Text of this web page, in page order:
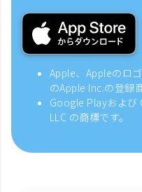
Apple、Appleのロ
のApple Inc.の登録
Google Playおよび
LLC の商標です。